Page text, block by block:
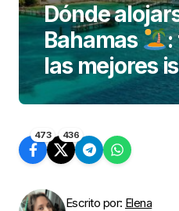
Dónde
Bahamas
:
las mejores
473 436
Escrito por: Elena